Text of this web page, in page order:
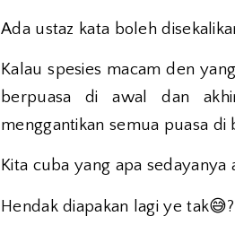
Ada ustaz kata boleh
Kalau spesies macam den
berpuasa di awal dan
menggantikan semua puasa
Kita cuba yang apa sedayanya
Hendak diapakan lagi ye tak😅?